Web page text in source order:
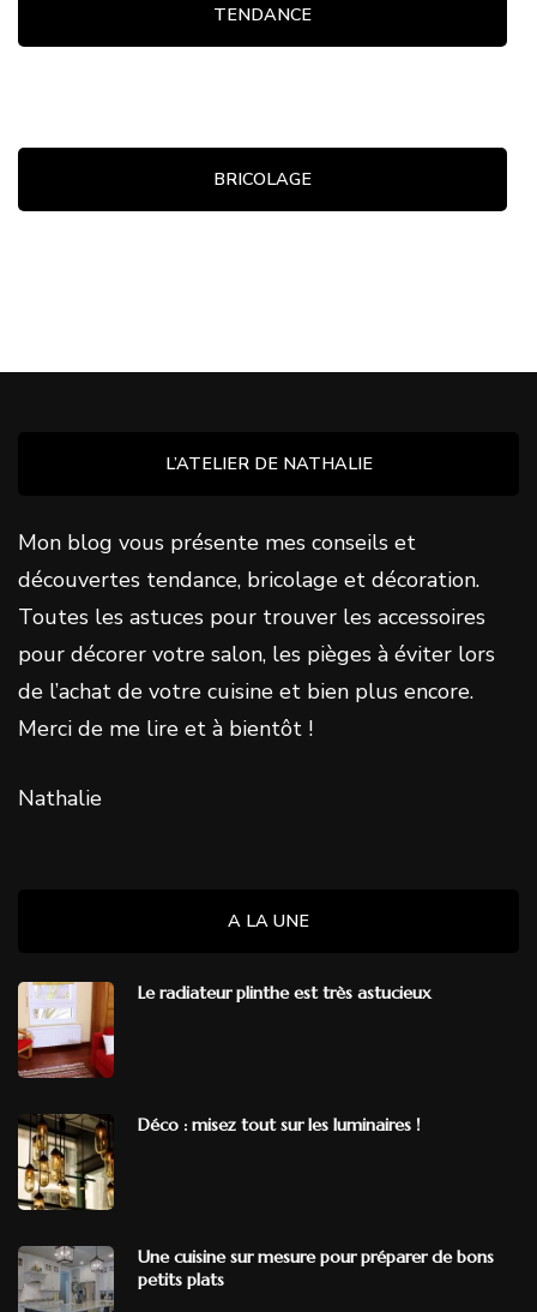
TENDANCE
BRICOLAGE
L’ATELIER DE NATHALIE
Mon blog vous présente mes conseils et
découvertes tendance, bricolage et décoration.
Toutes les astuces pour trouver les accessoires
pour décorer votre salon, les pièges à éviter lors
de l’achat de votre cuisine et bien plus encore.
Merci de me lire et à bientôt !
Nathalie
A LA UNE
Le radiateur plinthe est très astucieux
Déco : misez tout sur les luminaires !
Une cuisine sur mesure pour préparer de bons
petits plats